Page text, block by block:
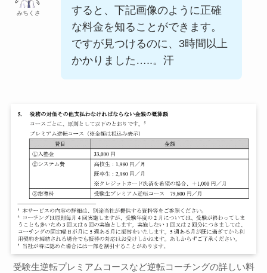
みちくさ
すると、下記画像のように正確
な料金を知ることができます。
ですが見つけるのに、3時間以上
かかりました…..。汗
受験生逆転プレミアムコースなど逆転コーチングの詳しい料